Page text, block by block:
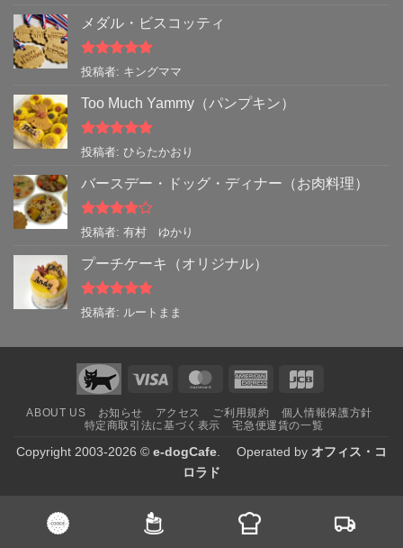
メダル・ビスコッティ
5段階中5の
投稿者: キングママ
Too Much Yammy（パンプキン）
5段階中5の
投稿者: ひらたかおり
バースデー・ドッグ・ディナー（お肉料理）
5段階中4
投稿者: 有村 ゆかり
プーチケーキ（オリジナル）
5段階中 5の
投稿者: ルートまま
Visa MasterCardAmerican
ABOUT US お知らせ アクセス ご利用規約
個人情報保護方針
特定商取引法に基づく表示
宅急便運賃の一覧
Copyright 2003-2026 © e-dogCafe . Operated by オフィス・コ
ロラド